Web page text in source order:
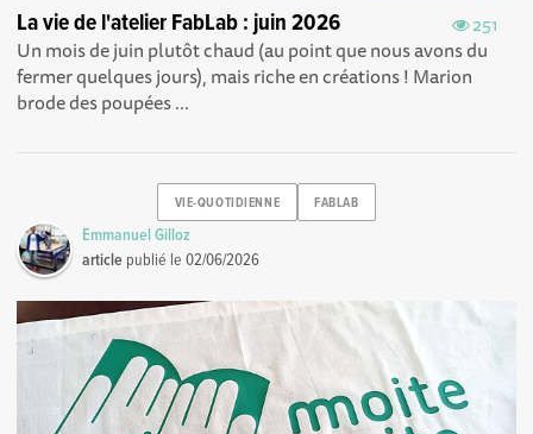
251
La vie de l'atelier FabLab : juin 2026
Un mois de juin plutôt chaud (au point que nous avons du
fermer quelques jours), mais riche en créations ! Marion
brode des poupées ...
VIE-QUOTIDIENNE FABLAB
Emmanuel Gilloz
article publié le02/06/2026